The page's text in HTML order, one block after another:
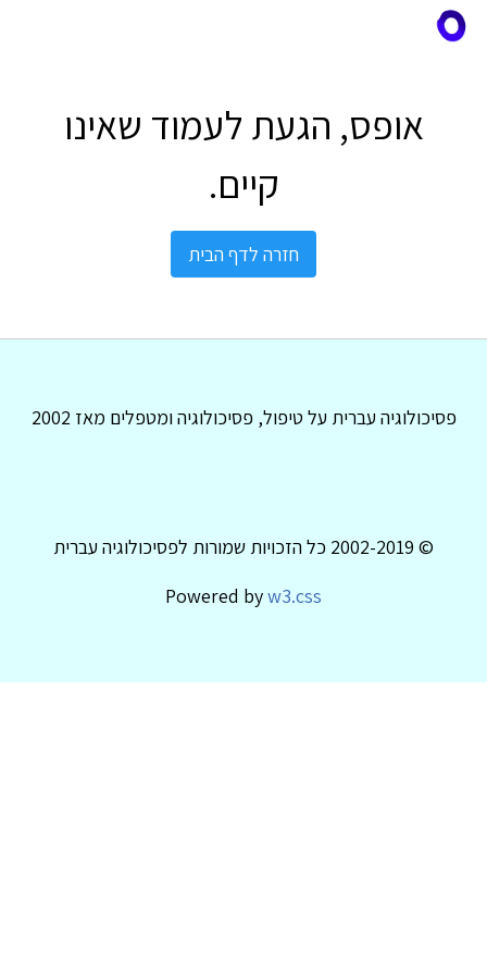
אופס, הגעת לעמוד שאינו
קיים.
חזרה לדף הבית
פסיכולוגיה עברית על טיפול, פסיכולוגיה ומטפלים מאז 2002
© 2002-2019 כל הזכויות שמורות לפסיכולוגיה עברית
Powered byw3.css